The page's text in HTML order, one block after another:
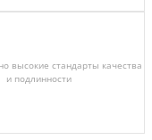
высокие стандарты качества
и подлинности